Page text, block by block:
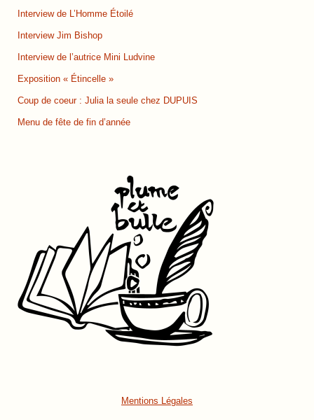
Interview de L’Homme Étoilé
Interview Jim Bishop
Interview de l’autrice Mini Ludvine
Exposition « Étincelle »
Coup de coeur : Julia la seule chez DUPUIS
Menu de fête de fin d’année
Mentions Légales